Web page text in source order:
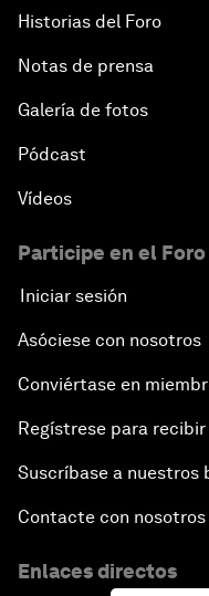
Historias del Foro
Notas de prensa
Galería de fotos
Pódcast
Vídeos
Participe en el Foro
Iniciar sesión
Asóciese con nosotros
Conviértase en
Regístrese para
Suscríbase a nuestros
Contacte con nosotros
Enlaces directos